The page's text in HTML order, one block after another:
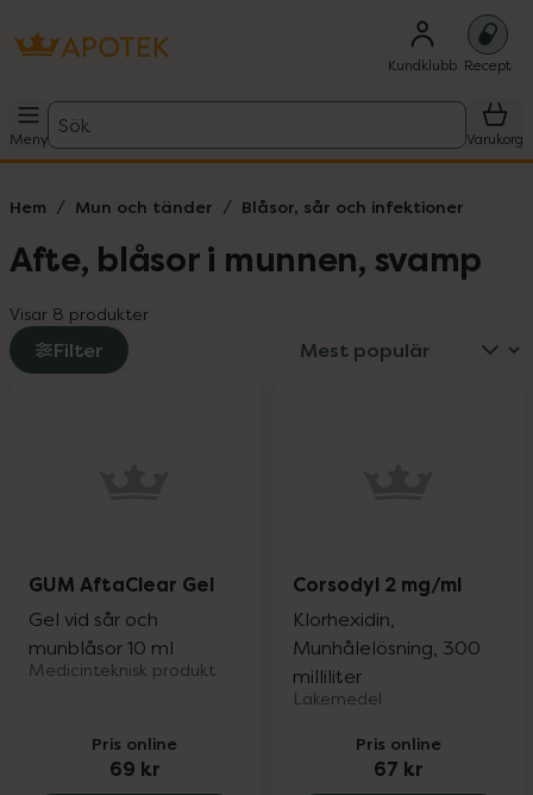
Kundklubb Recept
Meny
Sök
Varukorg
Hem Mun och tänder Blåsor, sår och infektioner
Afte, blåsor i munnen, svamp
Visar 8 produkter
Filter
GUM AftaClear Gel
Gel vid sår och
munblåsor 10 ml
Medicinteknisk produkt
Pris online
69 kr
Corsodyl 2 mg/ml
Klorhexidin,
Munhålelösning, 300
milliliter
Läkemedel
Pris online
67 kr